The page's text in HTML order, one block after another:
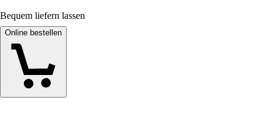
Bequem liefern lassen
Online bestellen